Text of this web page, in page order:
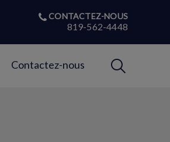
CONTACTEZ-NOUS
819-562-4448
Contactez-nous